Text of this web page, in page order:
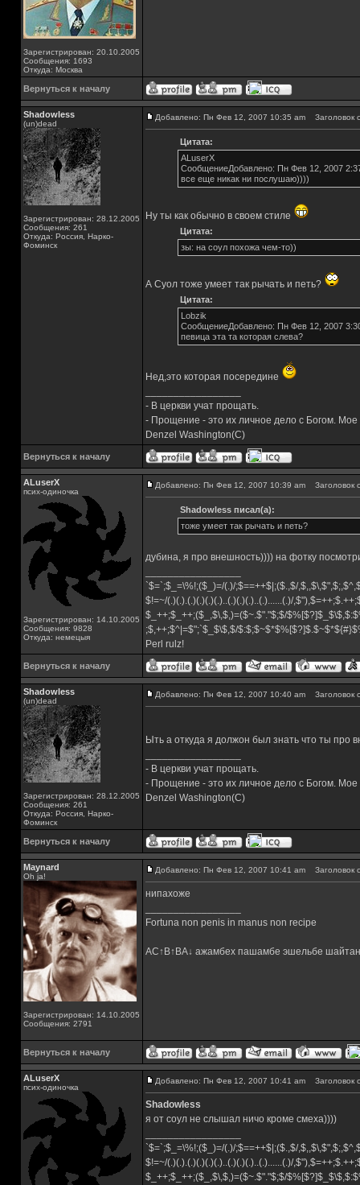
Зарегистрирован: 20.10.2005
Сообщения: 1693
Откуда: Москва
Вернуться к началу
Shadowless
(un)dead
Зарегистрирован: 28.12.2005
Сообщения: 261
Откуда: Россия, Нарко-
Фоминск
Добавлено: Пн Фев 12, 2007 10:35 am Заголовок
Цитата:
ALuserX
СообщениеДобавлено: Пн Фев 12, 2007
все еще никак ни послушаю))))
Ну ты как обычно в своем стиле
Цитата:
зы: на соул похожа чем-то))
А Суол тоже умеет так рычать и петь?
Цитата:
Lobzik
СообщениеДобавлено: Пн Фев 12, 2007
певица эта та которая слева?
Нед,это которая посередине
- В церкви учат прощать.
- Прощение - это их личное дело с Богом. Мое
Denzel Washington(C)
Вернуться к началу
ALuserX
псих-одиночка
Зарегистрирован: 14.10.2005
Сообщения: 9828
Откуда: немецыя
Добавлено: Пн Фев 12, 2007 10:39 am Заголовок
Shadowless писал(а):
тоже умеет так рычать и петь?
дубина, я про внешность)))) на фотку
`$=`;$_=\%!;($_)=/(.)/;$==++$|;($.,$/
$!=~/(.)(.).(.)(.)(.)(.)..(.)(.)(.)..(.)......(.)/
$_++;$_++;($_,$\,$,)=($~.$"."$;$/
;$,++;$^|=$";`$_$\$,$/
Perl rulz!
Вернуться к началу
Shadowless
(un)dead
Зарегистрирован: 28.12.2005
Сообщения: 261
Откуда: Россия, Нарко-
Фоминск
Добавлено: Пн Фев 12, 2007 10:40 am Заголовок
Ыть а откуда я должон был знать что ты про
- В церкви учат прощать.
- Прощение - это их личное дело с Богом. Мое
Denzel Washington(C)
Вернуться к началу
Maynard
Oh ja!
Зарегистрирован: 14.10.2005
Сообщения: 2791
Добавлено: Пн Фев 12, 2007 10:41 am Заголовок
нипахоже
Fortuna non penis in manus non recipe
AC↑B↑BA↓ ажамбех пашамбе эшельбе
Вернуться к началу
ALuserX
псих-одиночка
Добавлено: Пн Фев 12, 2007 10:41 am Заголовок
Shadowless
я от соул не слышал ничо кроме смеха))))
`$=`;$_=\%!;($_)=/(.)/;$==++$|;($.,$/
$!=~/(.)(.).(.)(.)(.)(.)..(.)(.)(.)..(.)......(.)/
$_++;$_++;($_,$\,$,)=($~.$"."$;$/